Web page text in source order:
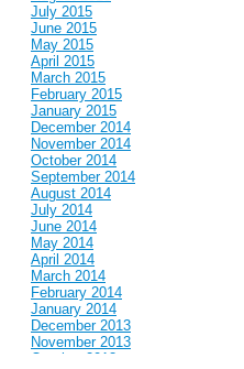
July 2015
June 2015
May 2015
April 2015
March 2015
February 2015
January 2015
December 2014
November 2014
October 2014
September 2014
August 2014
July 2014
June 2014
May 2014
April 2014
March 2014
February 2014
January 2014
December 2013
November 2013
October 2013